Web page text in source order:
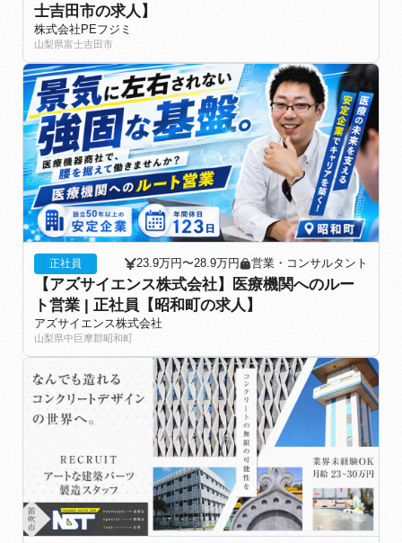
士吉田市の求人】
株式会社PEフジミ
山梨県富士吉田市
正社員 23.9万円〜28.9万円 営業・コンサルタント
【アズサイエンス株式会社】医療機関へのルー
ト営業 | 正社員【昭和町の求人】
アズサイエンス株式会社
山梨県中巨摩郡昭和町